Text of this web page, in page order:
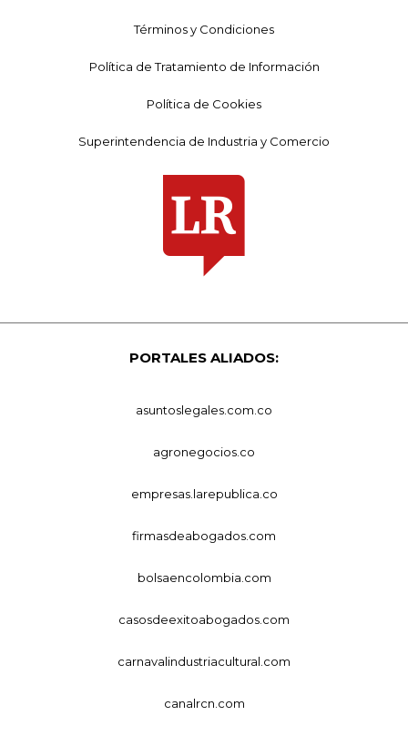
Términos y Condiciones
Política de Tratamiento de Información
Política de Cookies
Superintendencia de Industria y Comercio
PORTALES ALIADOS:
asuntoslegales.com.co
agronegocios.co
empresas.larepublica.co
firmasdeabogados.com
bolsaencolombia.com
casosdeexitoabogados.com
carnavalindustriacultural.com
canalrcn.com